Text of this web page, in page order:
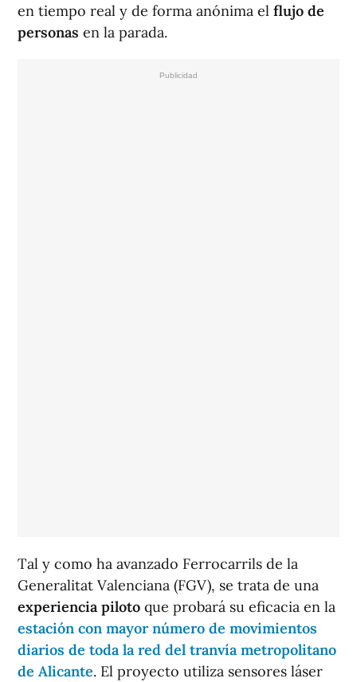
en tiempo real y de forma anónima el flujo de
personas en la parada.
Tal y como ha avanzado Ferrocarrils de la
Generalitat Valenciana (FGV), se trata de una
experiencia piloto que probará su eficacia en la
estación con mayor número de movimientos
diarios de toda la red del tranvía metropolitano
de Alicante. El proyecto utiliza sensores láser